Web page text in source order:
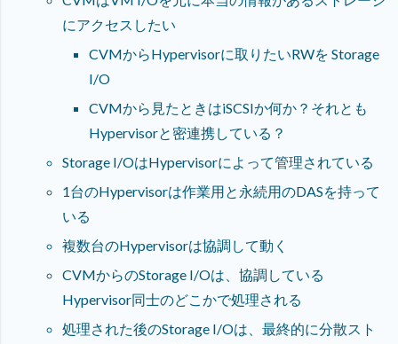
にアクセスしたい
CVMからHypervisorに取りたいRWを Storage
I/O
CVMから見たときはiSCSIか何か？それとも
Hypervisorと密連携している？
Storage I/OはHypervisorによって管理されている
1台のHypervisorは作業用と永続用のDASを持って
いる
複数台のHypervisorは協調して動く
CVMからのStorage I/Oは、協調している
Hypervisor同士のどこかで処理される
処理された後のStorage I/Oは、最終的に分散スト